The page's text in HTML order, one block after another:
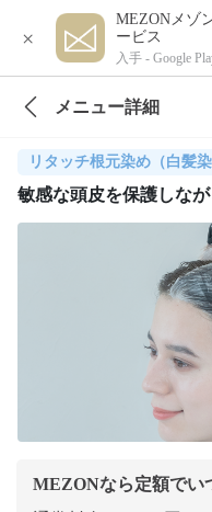
×
MEZONメゾ
ービス
入手 - Google
メニュー詳細
リタッチ根元染め（白髪染
敏感な頭皮を保護しな
MEZONなら定額でい